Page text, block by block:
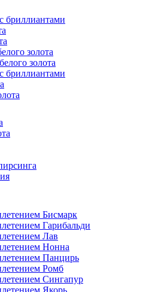
бриллиантами
золота
золота
бриллиантами
Бисмарк
Гарибальди
Лав
Нонна
Панцирь
Ромб
Сингапур
Якорь